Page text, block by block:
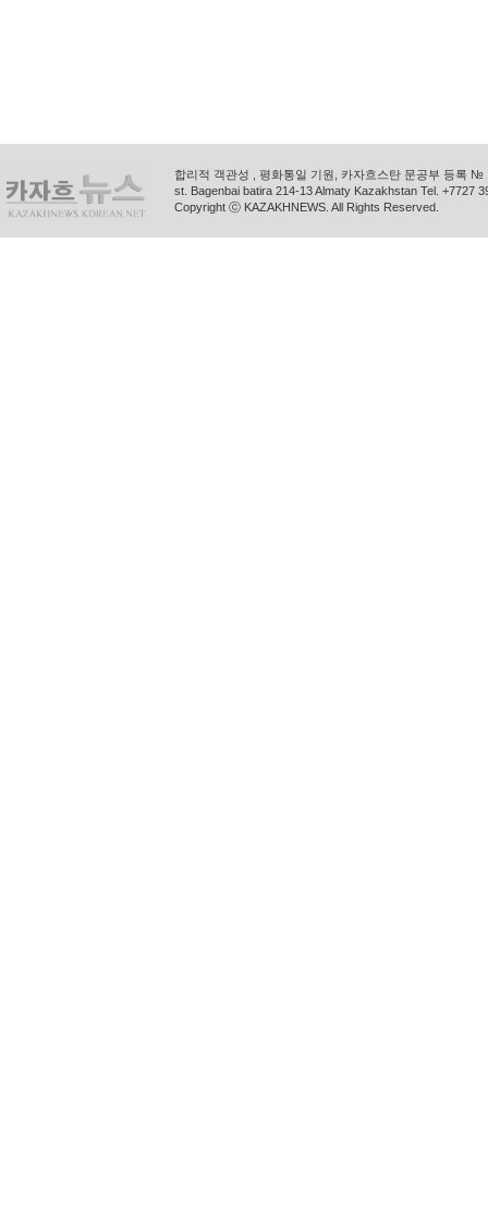
합리적 객관성 , 평화통일 기원, 카자흐스탄 문공부 등록
st. Bagenbai batira 214-13 Almaty Kazakhstan Tel. +7727
Copyright ⓒ KAZAKHNEWS. All Rights Reserved.